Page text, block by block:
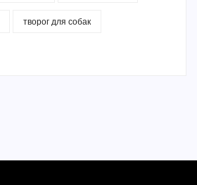
творог для собак